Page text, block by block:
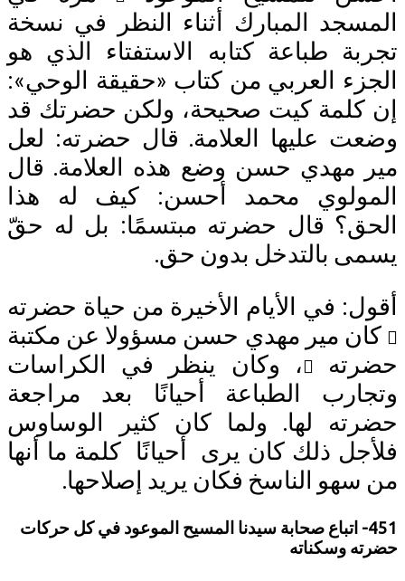
المبارك أثناء النظر في نسخة
طباعة كتابه الاستفتاء الذي هو
العربي من كتاب «حقيقة الوحي»:
كيت صحيحة، ولكن حضرتك قد
عليها العلامة. قال حضرته: لعل
مهدي حسن وضع هذه العلامة. قال
محمد أحسن: كيف له هذا
قال حضرته مبتسمًا: بل له حقّ
بالتدخل بدون حق.
في الأيام الأخيرة من حياة حضرته
مير مهدي حسن مسؤولا عن مكتبة
، وكان ينظر في الكراسات
الطباعة أحيانًا بعد مراجعة
لها. ولما كان كثير الوساوس
ذلك كان يرى أحيانًا كلمة ما أنها
الناسخ فكان يريد إصلاحها.
451- اتباع صحابة سيدنا المسيح الموعود في كل حركات
وسكناته